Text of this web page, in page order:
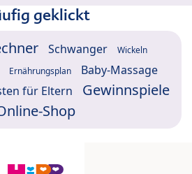
geklickt
Schwanger Wickeln
Ernährungsplan Baby-Massage
für Eltern
Gewinnspiele
Shop